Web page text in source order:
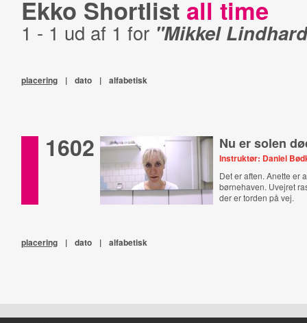
Ekko Shortlist all time
1 - 1 ud af 1 for "Mikkel
placering | dato | alfabetisk
1602 Nu er solen
Instruktør: Daniel
Det er aften. Anette er
børnehaven. Uvejret
der er torden på vej.
placering | dato | alfabetisk